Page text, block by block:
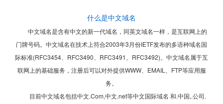
什么是中文域名
中文域名是含有中文的新一代域名，同英文域名一样，是互联网上的
门牌号码。中文域名在技术上符合2003年3月份IETF发布的多语种域名国
际标准(RFC3454、RFC3490、RFC3491、RFC3492)。中文域名属于互
联网上的基础服务，注册后可以对外提供WWW、EMAIL、FTP等应用服
务。
目前中文域名包括中文.Com,中文.net等中文国际域名 和.中国,.公司.